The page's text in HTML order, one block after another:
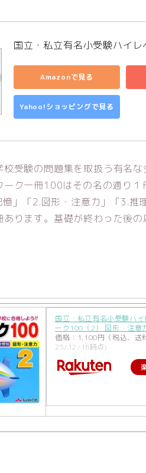
国立・私立有名小受験ハイ
Amazonで見る
Yahoo!ショッピングで見る
受験の問題集を取扱う有名な
ーク一冊100はその名の通り
」「2.図形・注意力」「3.推
ります。基礎が終わった後
国立・私立有名小受験ハイ
ーク100（2） 図形・注意
価格：1,100円（税込、送
25/12/16時点)